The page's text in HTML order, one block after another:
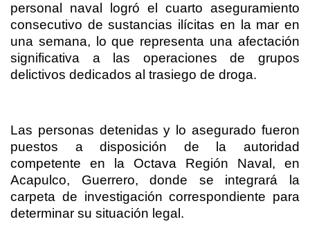
personal naval logró el cuarto aseguramiento
consecutivo de sustancias ilícitas en la mar en
una semana, lo que representa una afectación
significativa a las operaciones de grupos
delictivos dedicados al trasiego de droga.
Las personas detenidas y lo asegurado fueron
puestos a disposición de la autoridad
competente en la Octava Región Naval, en
Acapulco, Guerrero, donde se integrará la
carpeta de investigación correspondiente para
determinar su situación legal.